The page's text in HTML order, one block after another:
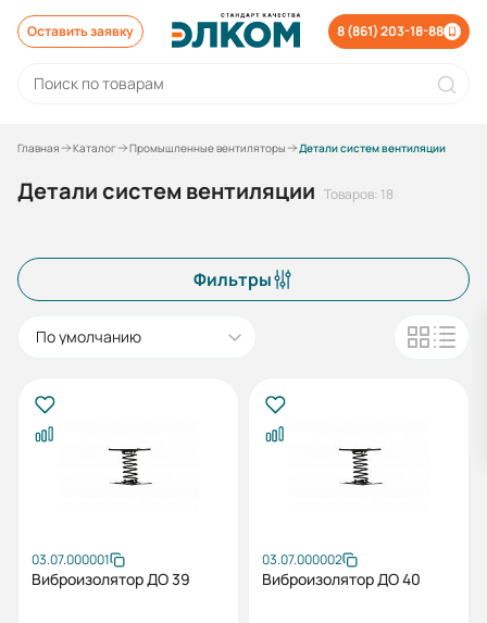
Оставить заявку 8 (861) 203-18-88
Главная Каталог Промышленные вентиляторы Детали систем вентиляции
Детали систем вентиляции Товаров: 18
Фильтры
По умолчанию
03.07.000001
Виброизолятор ДО 39
03.07.000002
Виброизолятор ДО 40